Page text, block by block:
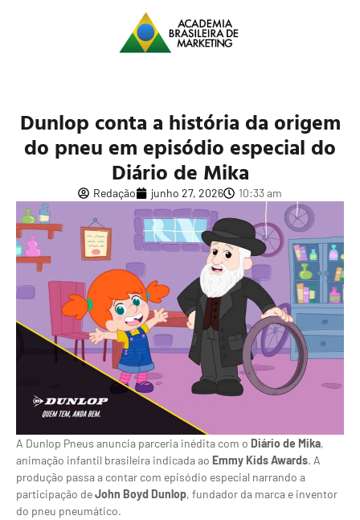
Dunlop conta a história da origem
do pneu em episódio especial do
Diário de Mika
Redação junho 27, 2026 10:33 am
A Dunlop Pneus anuncia parceria inédita com o Diário de Mika,
animação infantil brasileira indicada ao Emmy Kids Awards. A
produção passa a contar com episódio especial narrando a
participação deJohn Boyd Dunlop, fundador da marca e inventor
do pneu pneumático.